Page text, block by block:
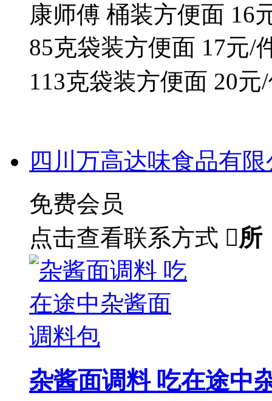
康师傅 桶装方便面 16
85克袋装方便面 17元/
113克袋装方便面 20元
四川万高达味食品有
免费会员
点击查看联系方式 所
杂酱面调料 吃在途中